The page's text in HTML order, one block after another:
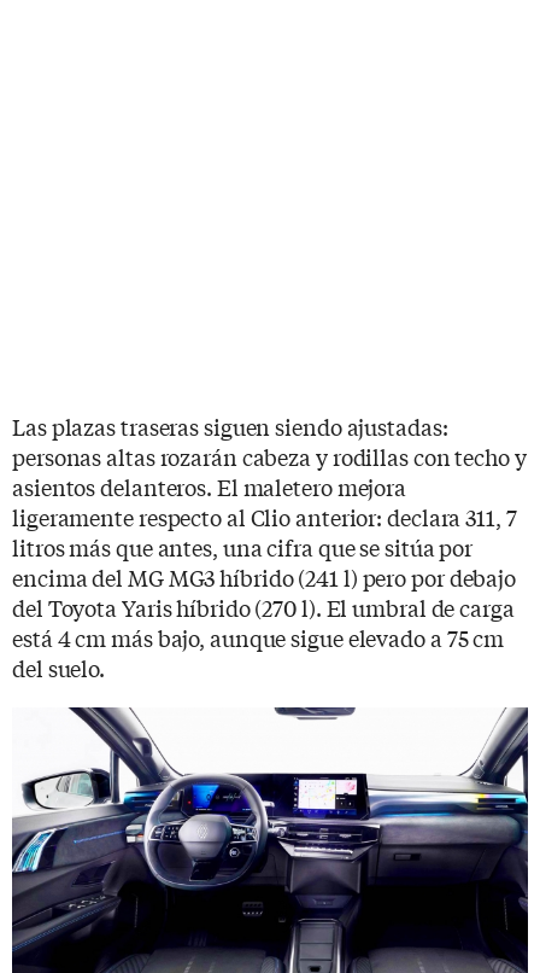
Las plazas traseras siguen siendo ajustadas:
personas altas rozarán cabeza y rodillas con techo y
asientos delanteros. El maletero mejora
ligeramente respecto al Clio anterior: declara 311, 7
litros más que antes, una cifra que se sitúa por
encima del MG MG3 híbrido (241 l) pero por debajo
del Toyota Yaris híbrido (270 l). El umbral de carga
está 4 cm más bajo, aunque sigue elevado a 75 cm
del suelo.